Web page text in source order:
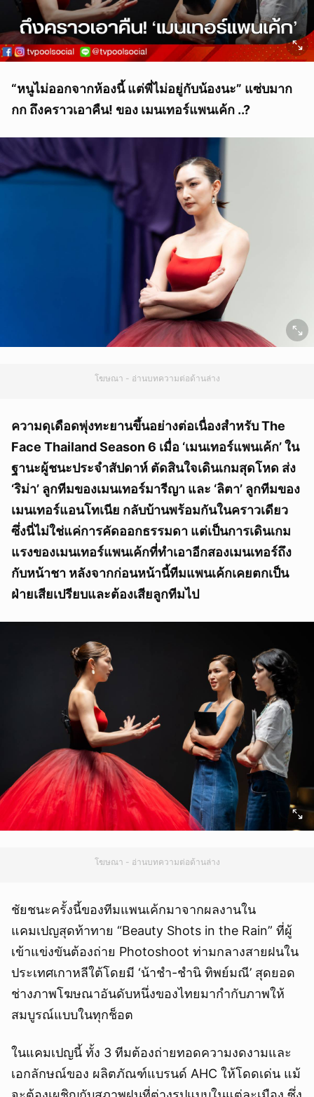
“หนูไม่ออกจากห้องนี้ แต่พี่ไม่อยู่กับน้องนะ” แซ่บมาก
กก ถึงคราวเอาคืน! ของ เมนเทอร์แพนเค้ก ..?
โฆษณา - อ่านบทความต่อด้านล่าง
ความดุเดือดพุ่งทะยานขึ้นอย่างต่อเนื่องสำหรับ The
Face Thailand Season 6 เมื่อ ‘เมนเทอร์แพนเค้ก’ ใน
ฐานะผู้ชนะประจำสัปดาห์ ตัดสินใจเดินเกมสุดโหด ส่ง
‘ริม่า’ ลูกทีมของเมนเทอร์มารีญา และ ‘ลิตา’ ลูกทีมของ
เมนเทอร์แอนโทเนีย กลับบ้านพร้อมกันในคราวเดียว
ซึ่งนี่ไม่ใช่แค่การคัดออกธรรมดา แต่เป็นการเดินเกม
แรงของเมนเทอร์แพนเค้กที่ทำเอาอีกสองเมนเทอร์ถึง
กับหน้าชา หลังจากก่อนหน้านี้ทีมแพนเค้กเคยตกเป็น
ฝ่ายเสียเปรียบและต้องเสียลูกทีมไป
โฆษณา - อ่านบทความต่อด้านล่าง
ชัยชนะครั้งนี้ของทีมแพนเค้กมาจากผลงานใน
แคมเปญสุดท้าทาย “Beauty Shots in the Rain” ที่ผู้
เข้าแข่งขันต้องถ่าย Photoshoot ท่ามกลางสายฝนใน
ประเทศเกาหลีใต้โดยมี ‘น้าชำ-ชํานิ ทิพย์มณี’ สุดยอด
ช่างภาพโฆษณาอันดับหนึ่งของไทยมากำกับภาพให้
สมบูรณ์แบบในทุกช็อต
ในแคมเปญนี้ ทั้ง 3 ทีมต้องถ่ายทอดความงดงามและ
เอกลักษณ์ของ ผลิตภัณฑ์แบรนด์ AHC ให้โดดเด่น แม้